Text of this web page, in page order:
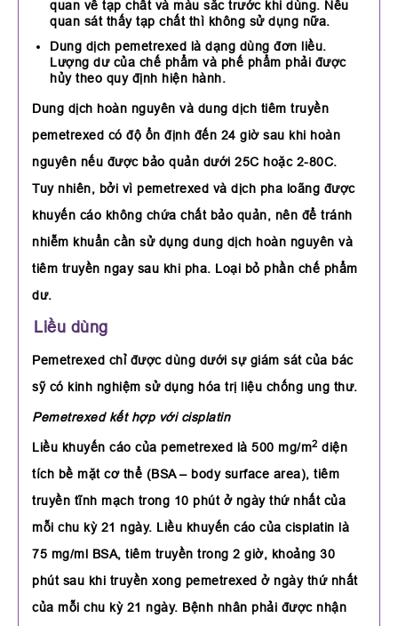
quan về tạp chất và màu sắc trước khi dùng. Nếu
quan sát thấy tạp chất thì không sử dụng nữa.
Dung dịch pemetrexed là dạng dùng đơn liều.
Lượng dư của chế phẩm và phế phẩm phải được
hủy theo quy định hiện hành.
Dung dịch hoàn nguyên và dung dịch tiêm truyền
pemetrexed có độ ổn định đến 24 giờ sau khi hoàn
nguyên nếu được bảo quản dưới 25C hoặc 2-80C.
Tuy nhiên, bởi vì pemetrexed và dịch pha loãng được
khuyến cáo không chứa chất bảo quản, nên để tránh
nhiễm khuẩn cần sử dụng dung dịch hoàn nguyên và
tiêm truyền ngay sau khi pha. Loại bỏ phần chế phẩm
dư.
Liều dùng
Pemetrexed chỉ được dùng dưới sự giám sát của bác
sỹ có kinh nghiệm sử dụng hóa trị liệu chống ung thư.
Pemetrexed kết hợp với cisplatin
Liều khuyến cáo của pemetrexed là 500 mg/m2 diện
tích bề mặt cơ thể (BSA – body surface area), tiêm
truyền tĩnh mạch trong 10 phút ở ngày thứ nhất của
mỗi chu kỳ 21 ngày. Liều khuyến cáo của cisplatin là
75 mg/ml BSA, tiêm truyền trong 2 giờ, khoảng 30
phút sau khi truyền xong pemetrexed ở ngày thứ nhất
của mỗi chu kỳ 21 ngày. Bệnh nhân phải được nhận